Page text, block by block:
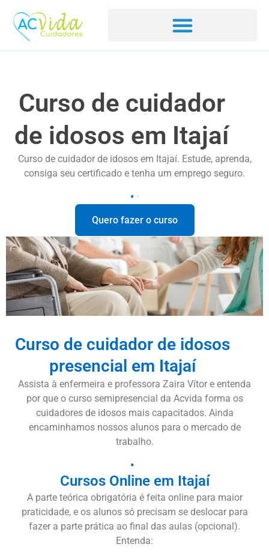
Curso de cuidador
de idosos em Itajaí
Curso de cuidador de idosos em Itajaí. Estude, aprenda,
consiga seu certificado e tenha um emprego seguro.
Quero fazer o curso
Curso de cuidador de idosos
presencial em Itajaí
Assista à enfermeira e professora Zaira Vítor e entenda
por que o curso semipresencial da Acvida forma os
cuidadores de idosos mais capacitados. Ainda
encaminhamos nossos alunos para o mercado de
trabalho.
Cursos Online em Itajaí
A parte teórica obrigatória é feita online para maior
praticidade, e os alunos só precisam se deslocar para
fazer a parte prática ao final das aulas (opcional).
Entenda: